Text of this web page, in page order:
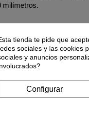
milímetros.
tienda te pide que
sociales y las cookies
y anuncios
Configurar